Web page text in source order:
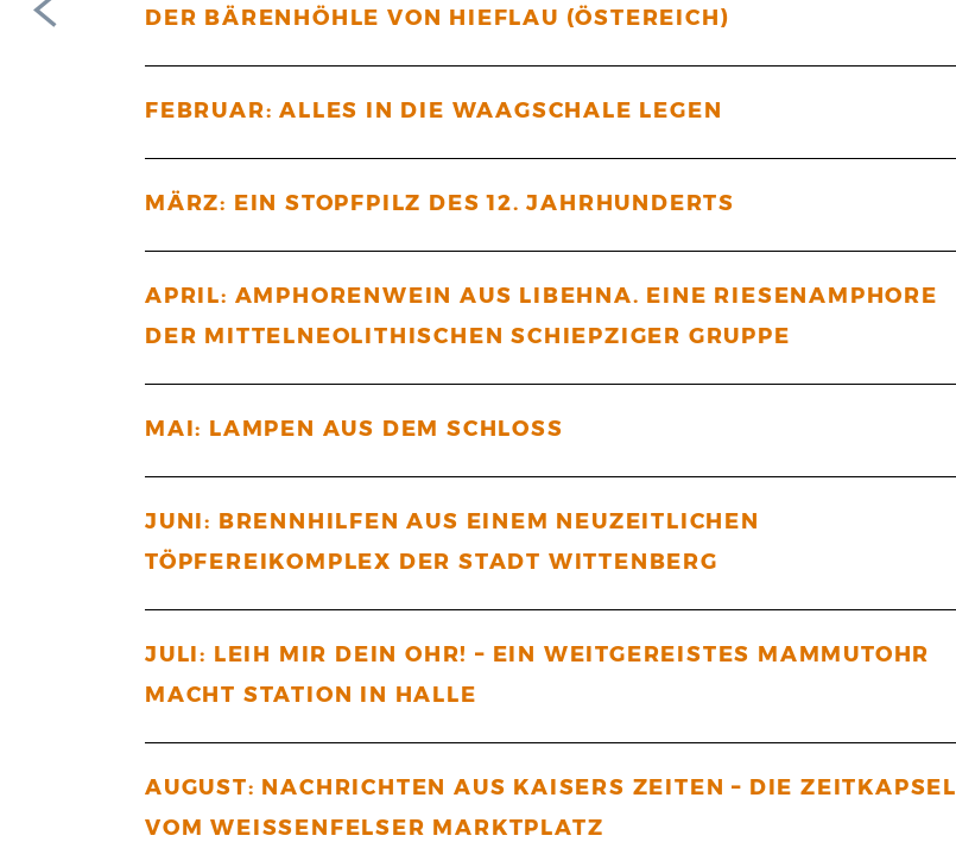
DER BÄRENHÖHLE VON HIEFLAU (ÖSTEREICH)
FEBRUAR: ALLES IN DIE WAAGSCHALE LEGEN
MÄRZ: EIN STOPFPILZ DES 12. JAHRHUNDERTS
APRIL: AMPHORENWEIN AUS LIBEHNA. EINE RIESENAMPHORE
DER MITTELNEOLITHISCHEN SCHIEPZIGER GRUPPE
MAI: LAMPEN AUS DEM SCHLOSS
JUNI: BRENNHILFEN AUS EINEM NEUZEITLICHEN
TÖPFEREIKOMPLEX DER STADT WITTENBERG
JULI: LEIH MIR DEIN OHR! – EIN WEITGEREISTES MAMMUTOHR
MACHT STATION IN HALLE
AUGUST: NACHRICHTEN AUS KAISERS ZEITEN – DIE ZEITKAPSEL
VOM WEISSENFELSER MARKTPLATZ